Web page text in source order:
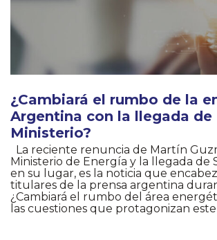
¿Cambiará el rumbo de la
Argentina con la llegada de
Ministerio?
La reciente renuncia de Martín
Ministerio de Energía y la llegada de
en su lugar, es la noticia que
titulares de la prensa argentina
¿Cambiará el rumbo del área
las cuestiones que protagonizan